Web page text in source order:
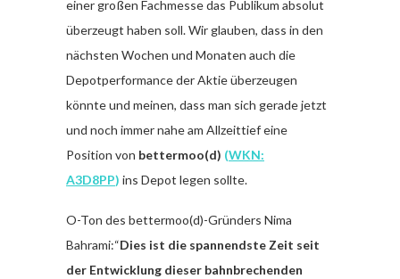
einer großen Fachmesse das Publikum absolut
überzeugt haben soll. Wir glauben, dass in den
nächsten Wochen und Monaten auch die
Depotperformance der Aktie überzeugen
könnte und meinen, dass man sich gerade jetzt
und noch immer nahe am Allzeittief eine
Position von bettermoo(d) (WKN:
A3D8PP) ins Depot legen sollte.
O-Ton des bettermoo(d)-Gründers Nima
Bahrami:“Dies ist die spannendste Zeit seit
der Entwicklung dieser bahnbrechenden